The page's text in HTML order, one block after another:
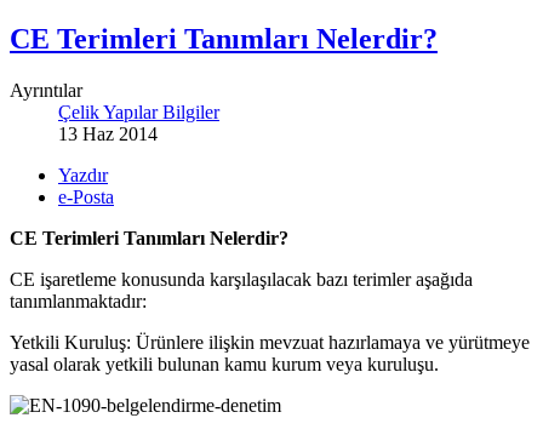
CE Terimleri Tanımları Nelerdir?
Ayrıntılar
Çelik Yapılar Bilgiler
13 Haz 2014
Yazdır
e-Posta
CE Terimleri Tanımları Nelerdir?
CE işaretleme konusunda karşılaşılacak bazı terimler aşağıda
tanımlanmaktadır:
Yetkili Kuruluş: Ürünlere ilişkin mevzuat hazırlamaya ve yürütmeye
yasal olarak yetkili bulunan kamu kurum veya kuruluşu.